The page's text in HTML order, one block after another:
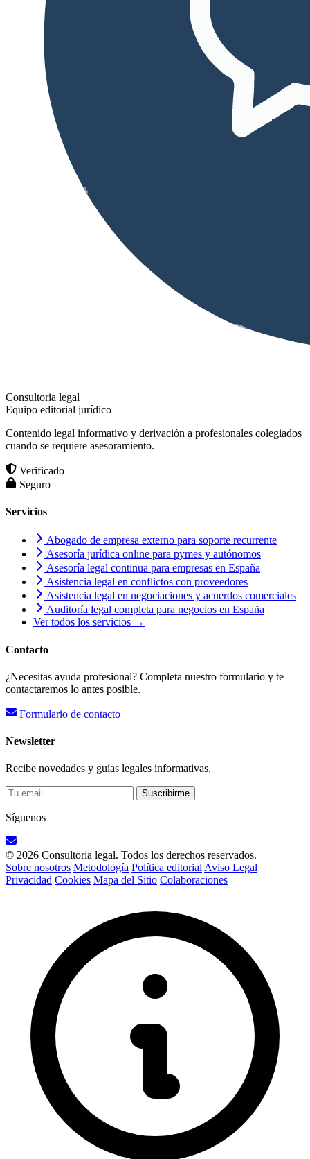
Consultoria legal
Equipo editorial jurídico
Contenido legal informativo y derivación a profesionales colegiados
cuando se requiere asesoramiento.
Verificado
Seguro
Servicios
Abogado de empresa externo para soporte recurrente
Asesoría jurídica online para pymes y autónomos
Asesoría legal continua para empresas en España
Asistencia legal en conflictos con proveedores
Asistencia legal en negociaciones y acuerdos comerciales
Auditoría legal completa para negocios en España
Ver todos los servicios →
Contacto
¿Necesitas ayuda profesional? Completa nuestro formulario y te
contactaremos lo antes posible.
Formulario de contacto
Newsletter
Recibe novedades y guías legales informativas.
Suscribirme
Síguenos
© 2026 Consultoria legal. Todos los derechos reservados.
Sobre nosotros Metodología Política editorial Aviso Legal
Privacidad Cookies Mapa del Sitio Colaboraciones